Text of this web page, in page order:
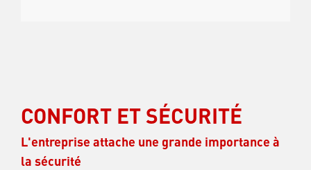
CONFORT ET SÉCURITÉ
L'entreprise attache une grande importance à
la sécurité